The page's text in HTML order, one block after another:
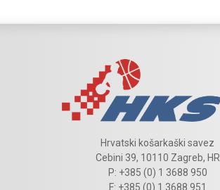
Hrvatski košarkaški savez
Cebini 39, 10110 Zagreb, HR
P: +385 (0) 1 3688 950
F: +385 (0) 1 3688 951